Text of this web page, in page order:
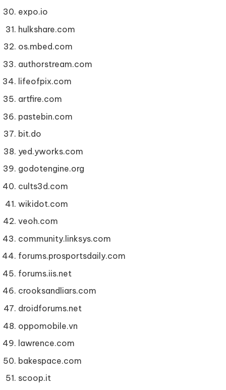
expo.io
hulkshare.com
os.mbed.com
authorstream.com
lifeofpix.com
artfire.com
pastebin.com
bit.do
yed.yworks.com
godotengine.org
cults3d.com
wikidot.com
veoh.com
community.linksys.com
forums.prosportsdaily.com
forums.iis.net
crooksandliars.com
droidforums.net
oppomobile.vn
lawrence.com
bakespace.com
scoop.it